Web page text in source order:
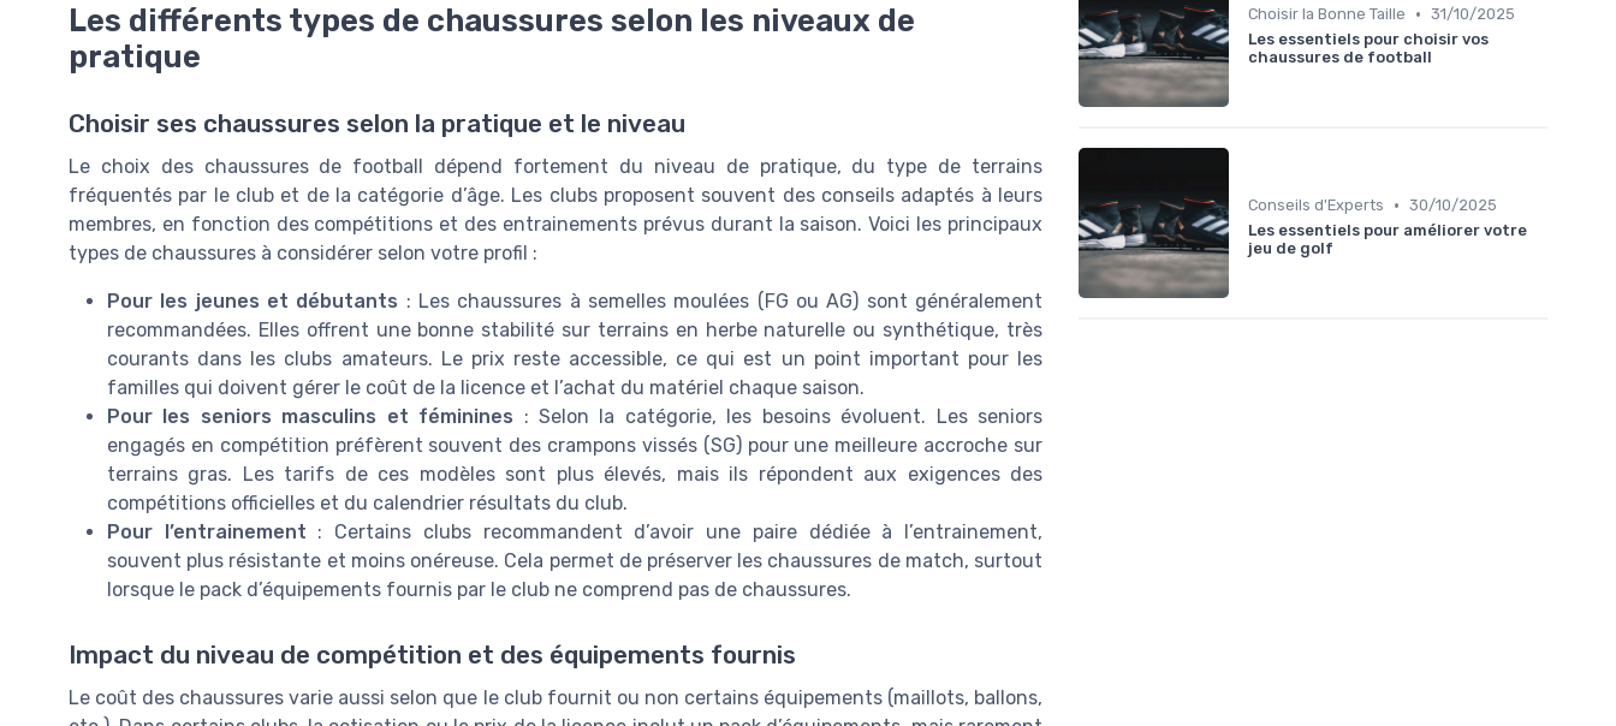
Les différents types de chaussures selon les niveaux de
pratique
Choisir ses chaussures selon la pratique et le niveau
Le choix des chaussures de football dépend fortement du niveau de pratique, du type de terrains
fréquentés par le club et de la catégorie d’âge. Les clubs proposent souvent des conseils adaptés à leurs
membres, en fonction des compétitions et des entrainements prévus durant la saison. Voici les principaux
types de chaussures à considérer selon votre profil :
Pour les jeunes et débutants : Les chaussures à semelles moulées (FG ou AG) sont généralement
recommandées. Elles offrent une bonne stabilité sur terrains en herbe naturelle ou synthétique, très
courants dans les clubs amateurs. Le prix reste accessible, ce qui est un point important pour les
familles qui doivent gérer le coût de la licence et l’achat du matériel chaque saison.
Pour les seniors masculins et féminines : Selon la catégorie, les besoins évoluent. Les seniors
engagés en compétition préfèrent souvent des crampons vissés (SG) pour une meilleure accroche sur
terrains gras. Les tarifs de ces modèles sont plus élevés, mais ils répondent aux exigences des
compétitions officielles et du calendrier résultats du club.
Pour l’entrainement : Certains clubs recommandent d’avoir une paire dédiée à l’entrainement,
souvent plus résistante et moins onéreuse. Cela permet de préserver les chaussures de match, surtout
lorsque le pack d’équipements fournis par le club ne comprend pas de chaussures.
Impact du niveau de compétition et des équipements fournis
Le coût des chaussures varie aussi selon que le club fournit ou non certains équipements (maillots, ballons,
Choisir la Bonne Taille • 31/10/2025
Les essentiels pour choisir vos
chaussures de football
Conseils d'Experts • 30/10/2025
Les essentiels pour améliorer votre
jeu de golf